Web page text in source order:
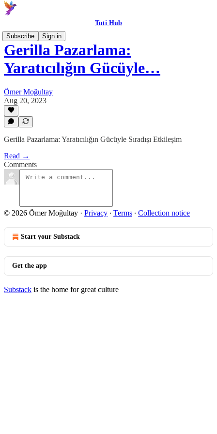
Tuti Hub
Subscribe
Sign in
Gerilla Pazarlama:
Yaratıcılığın Gücüyle…
Ömer Moğultay
Aug 20, 2023
Gerilla Pazarlama: Yaratıcılığın Gücüyle Sıradışı Etkileşim
Read →
Comments
© 2026 Ömer Moğultay · Privacy ∙ Terms ∙ Collection notice
Start your Substack
Get the app
Substack is the home for great culture